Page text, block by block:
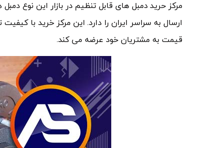
مرکز حرید دمبل های قابل تنظیم در بازار این نوع
ارسال به سراسر ایران را دارد. این مرکز خرید با
قیمت به مشتریان خود عرضه می کند.